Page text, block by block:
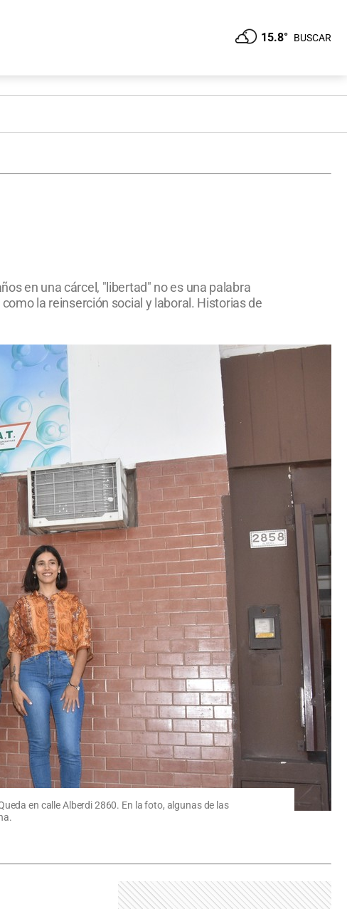
15.8° BUSCAR
en una cárcel, "libertad" no es una palabra
la reinserción social y laboral. Historias de
en calle Alberdi 2860. En la foto, algunas de las